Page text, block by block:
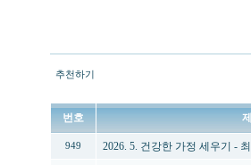
추천하기
번호
949 2026. 5. 건강한 가정 세우기 -